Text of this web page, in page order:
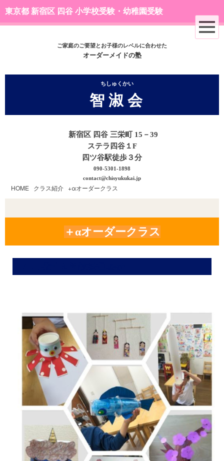
東京都 新宿区 四谷 小学校受験・幼稚園受験
ご家庭のご要望とお子様のレベルに合わせた
オーダーメイドの塾
ちしゅくかい
智 淑 会
新宿区 四谷 三栄町 15－39
ステラ四谷１F
四ツ谷駅徒歩３分
090-5301-1898
contact@chisyukukai.jp
HOME クラス紹介 |+αオーダークラス
＋αオーダークラス